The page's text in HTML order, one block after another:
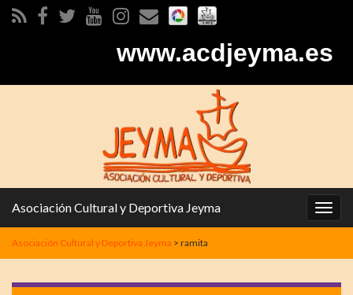
www.acdjeyma.es
la
Asociación Cultural y Deportiva Jeyma
Asociación Cultural y Deportiva Jeyma > ramita